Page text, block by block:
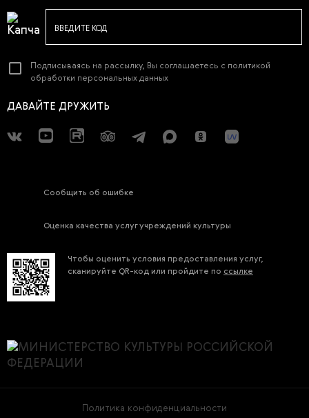
ВВЕДИТЕ КОД
Подписываясь на рассылку, Вы соглашаетесь с политикой
обработки персональных данных
ДАВАЙТЕ ДРУЖИТЬ
Сообщить об ошибке
Оценка качества услуг учреждений культуры
Чтобы оценить условия предоставления услуг,
сканируйте QR-код или пройдите по ссылке
Политика конфиденциальности